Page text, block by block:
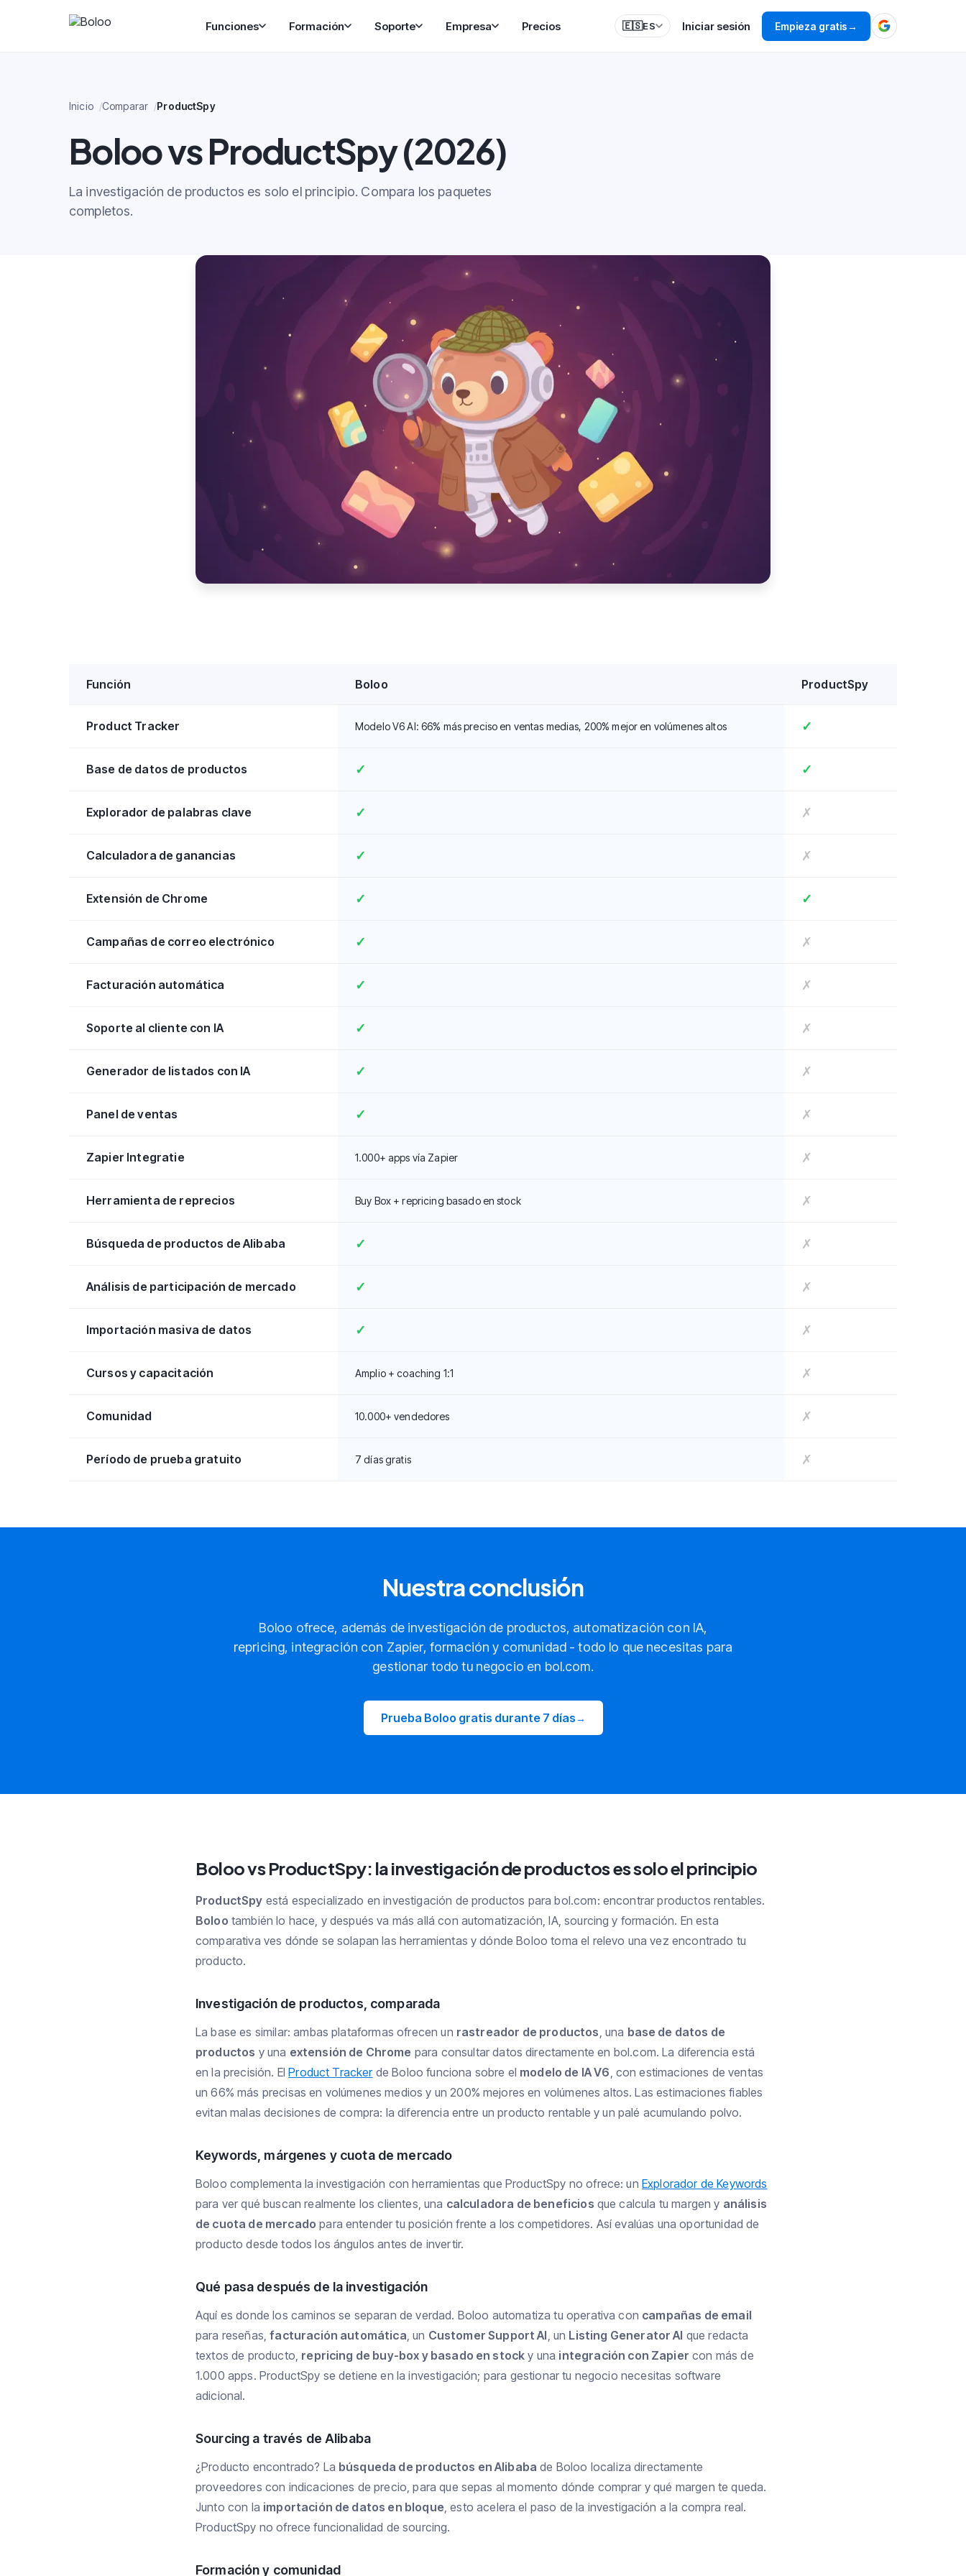
Funciones Formación Soporte Empresa Precios 🇪🇸ES Iniciar sesión Empieza gratis→
Inicio Comparar ProductSpy
Boloo vs ProductSpy (2026)
La investigación de productos es solo el principio. Compara los paquetes
completos.
Función Boloo ProductSpy
Product Tracker Modelo V6 AI: 66% más preciso en ventas medias, 200% mejor en volúmenes altos ✓
Base de datos de productos ✓ ✓
Explorador de palabras clave ✓ ✗
Calculadora de ganancias ✓ ✗
Extensión de Chrome ✓ ✓
Campañas de correo electrónico ✓ ✗
Facturación automática ✓ ✗
Soporte al cliente con IA ✓ ✗
Generador de listados con IA ✓ ✗
Panel de ventas ✓ ✗
Zapier Integratie 1.000+ apps vía Zapier ✗
Herramienta de reprecios Buy Box + repricing basado en stock ✗
Búsqueda de productos de Alibaba ✓ ✗
Análisis de participación de mercado ✓ ✗
Importación masiva de datos ✓ ✗
Cursos y capacitación Amplio + coaching 1:1 ✗
Comunidad 10.000+ vendedores ✗
Período de prueba gratuito 7 días gratis ✗
Nuestra conclusión
Boloo ofrece, además de investigación de productos, automatización con IA,
repricing, integración con Zapier, formación y comunidad - todo lo que necesitas para
gestionar todo tu negocio en bol.com.
Prueba Boloo gratis durante 7 días→
Boloo vs ProductSpy: la investigación de productos es solo el principio
ProductSpy está especializado en investigación de productos para bol.com: encontrar productos rentables.
Boloo también lo hace, y después va más allá con automatización, IA, sourcing y formación. En esta
comparativa ves dónde se solapan las herramientas y dónde Boloo toma el relevo una vez encontrado tu
producto.
Investigación de productos, comparada
La base es similar: ambas plataformas ofrecen un rastreador de productos, una base de datos de
productos y una extensión de Chrome para consultar datos directamente en bol.com. La diferencia está
en la precisión. ElProduct Trackerde Boloo funciona sobre el modelo de IA V6, con estimaciones de ventas
un 66% más precisas en volúmenes medios y un 200% mejores en volúmenes altos. Las estimaciones fiables
evitan malas decisiones de compra: la diferencia entre un producto rentable y un palé acumulando polvo.
Keywords, márgenes y cuota de mercado
Boloo complementa la investigación con herramientas que ProductSpy no ofrece: un Explorador de Keywords
para ver qué buscan realmente los clientes, una calculadora de beneficios que calcula tu margen y análisis
de cuota de mercado para entender tu posición frente a los competidores. Así evalúas una oportunidad de
producto desde todos los ángulos antes de invertir.
Qué pasa después de la investigación
Aquí es donde los caminos se separan de verdad. Boloo automatiza tu operativa con campañas de email
para reseñas,facturación automática, un Customer Support AI, un Listing Generator AI que redacta
textos de producto, repricing de buy-box y basado en stock y una integración con Zapier con más de
1.000 apps. ProductSpy se detiene en la investigación; para gestionar tu negocio necesitas software
adicional.
Sourcing a través de Alibaba
¿Producto encontrado? La búsqueda de productos en Alibaba de Boloo localiza directamente
proveedores con indicaciones de precio, para que sepas al momento dónde comprar y qué margen te queda.
Junto con la importación de datos en bloque, esto acelera el paso de la investigación a la compra real.
ProductSpy no ofrece funcionalidad de sourcing.
Formación y comunidad